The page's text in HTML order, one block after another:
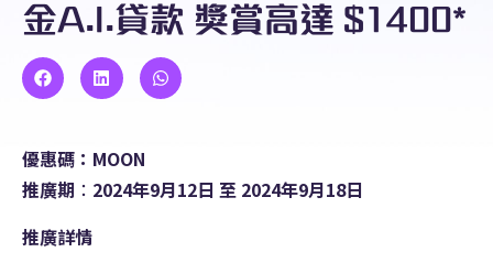
金A.I.貸款 獎賞高達 $1400*
優惠碼：MOON
推廣期 ： 2024年9月12日 至 2024年9月18日
推廣詳情